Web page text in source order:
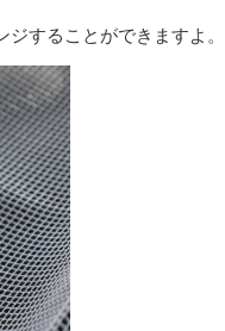
することができますよ。